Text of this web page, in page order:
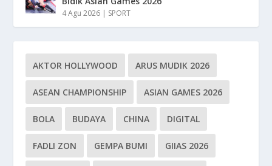
4 Agu 2026 | SPORT
AKTOR HOLLYWOOD ARUS MUDIK 2026
ASEAN CHAMPIONSHIP ASIAN GAMES 2026
BOLA BUDAYA CHINA DIGITAL
FADLI ZON GEMPA BUMI GIIAS 2026